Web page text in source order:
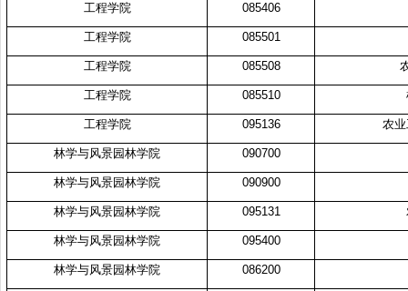
工程学院 085406
工程学院 085501
工程学院 085508
工程学院 085510
工程学院 095136 农
林学与风景园林学院 090700
林学与风景园林学院 090900
林学与风景园林学院 095131
林学与风景园林学院 095400
林学与风景园林学院 086200